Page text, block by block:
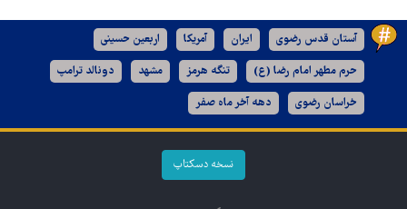
آستان قدس رضوی ایران آمریکا اربعین حسینی
حرم مطهر امام رضا (ع) تنگه هرمز مشهد دونالد ترامپ
خراسان رضوی دهه آخر ماه صفر
نسخه دسکتاپ